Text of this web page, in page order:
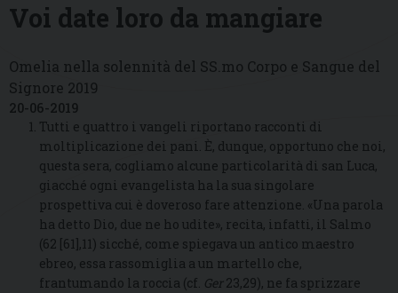
Voi date loro da mangiare
Omelia nella solennità del SS.mo Corpo e Sangue del
Signore 2019
20-06-2019
Tutti e quattro i vangeli riportano racconti di
moltiplicazione dei pani. È, dunque, opportuno che noi,
questa sera, cogliamo alcune particolarità di san Luca,
giacché ogni evangelista ha la sua singolare
prospettiva cui è doveroso fare attenzione. «Una parola
ha detto Dio, due ne ho udite», recita, infatti, il Salmo
(62 [61],11) sicché, come spiegava un antico maestro
ebreo, essa rassomiglia a un martello che,
frantumando la roccia (cf. Ger 23,29), ne fa sprizzare